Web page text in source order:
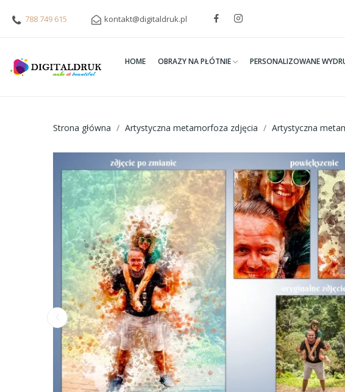
788 749 615 kontakt@digitaldruk.pl
HOME OBRAZY NA PŁÓTNIE PERSONALIZOWANE
Strona główna Artystyczna metamorfoza zdjęcia Artystyczna